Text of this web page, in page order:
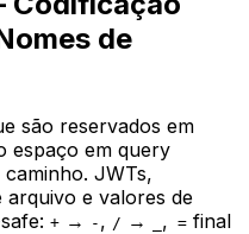
de
são reservados em
espaço em query
JWTs,
arquivo e valores de
+ → - , / → , = final